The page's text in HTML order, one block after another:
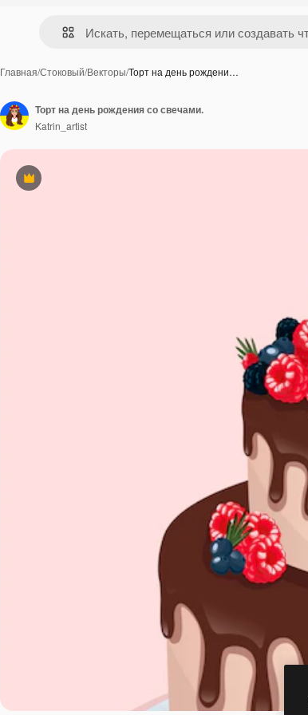
Главная/Стоковый/Векторы/Торт на день рождени…
Премиум
Торт на день рождения со свечами.
Katrin_artist